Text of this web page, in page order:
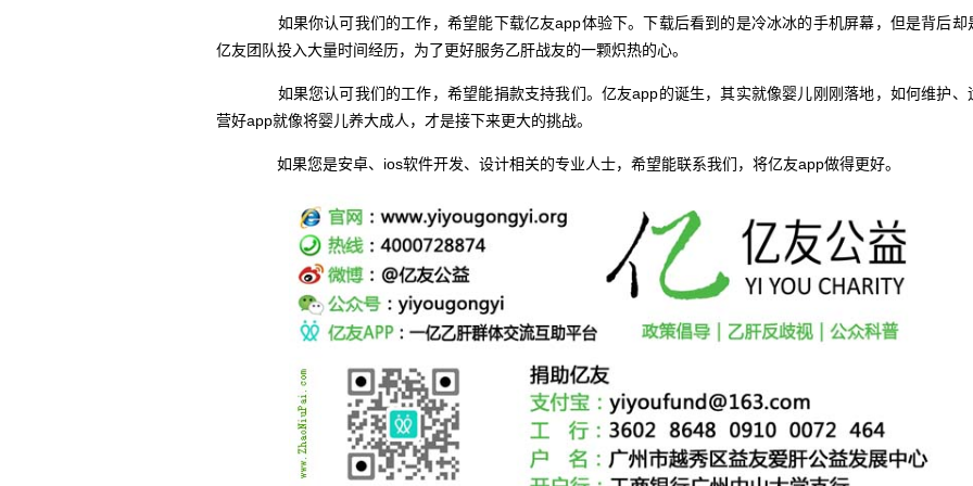
如果你认可我们的工作，希望能下载亿友app体验下。下载后看到的是冷冰冰的手机屏幕，但是背后却
亿友团队投入大量时间经历，为了更好服务乙肝战友的一颗炽热的心。
如果您认可我们的工作，希望能捐款支持我们。亿友app的诞生，其实就像婴儿刚刚落地，如何维护、
营好app就像将婴儿养大成人，才是接下来更大的挑战。
如果您是安卓、ios软件开发、设计相关的专业人士，希望能联系我们，将亿友app做得更好。